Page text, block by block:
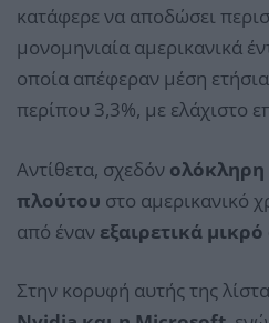
κατάφερε να αποδώσει
μονομηνιαία αμερικανικά
οποία απέφεραν μέση
περίπου 3,3%, με ελάχιστο
Αντίθετα, σχεδόν ολόκληρη
πλούτου στο αμερικανικό
από έναν εξαιρετικά
Στην κορυφή αυτής της